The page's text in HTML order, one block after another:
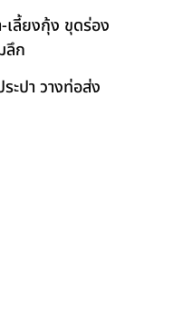
เลี้ยงกุ้ง ขุดร่อง
ลึก
ะปา วางท่อส่ง